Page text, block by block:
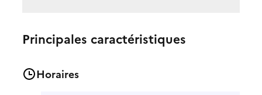
Principales caractéristiques
Horaires